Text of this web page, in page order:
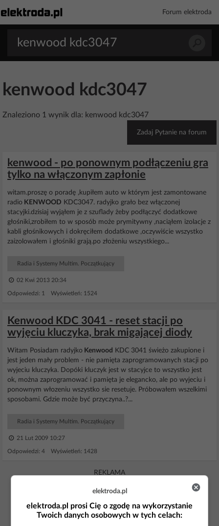
Forum elektroda
kenwood kdc3047
Znaleziono 1 wynik dla: kenwood kdc3047
Zadaj Pytanie na forum
kenwood - po ponownym podłączeniu gra
tylko na włączonym zapłonie
witam.proszę o poradę ,kupiłem auto w którym jest zamontowane
radio KENWOOD KDC3047. radyjko grało bez włączonej
stacyjki.dzisiaj wyjąłem je z szuflady żeby podłączyć dodatkowe
głośniki,zrobiłem to w sposób może prymitywny ,naciąłem izolacje z
kabli głośnikowych i dokręciłem dodatkowe ,oczywiście wszystko
zaizolowałem i głośniki grają.po złożeniu wszystkiego...
Radia i Systemy Multim. Początkujący
02 Kwi 2013 20:34
Odpowiedzi: 1 Wyświetleń: 1524
Kenwood KDC 3041 - reset stacji po
wyjęciu kluczyka, brak migającej diody
Witam Posiadam radyjko Kenwood
KDC 3041 świeżo zakupione i
jest jeden mały problem - nie pamięta zaprogramowanych stacji po
wyjeciu kluczyka. Dopóki kluczyk jest w stacyjce to wszystko jest
ok, można zaprogramować i pamięta je elegancko, ale po wyjeciu i
ponownym włozeniu wszystko sie resetuje. Próbowałem wszelkimi
sposobami. Gdzie może być przyczyna..?...
Radia i Systemy Multim. Początkujący
21 Lut 2009 10:27
Odpowiedzi: 4 Wyświetleń: 1428
REKLAMA
elektroda.pl
elektroda.pl prosi Cię o zgodę na wykorzystanie
Twoich danych osobowych w tych celach: